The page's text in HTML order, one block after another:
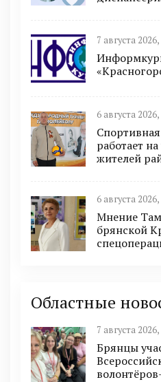
7 августа
6 августа
работает
жителей
6 августа
Мнение
брянской
Областные
7 августа
Брянцы